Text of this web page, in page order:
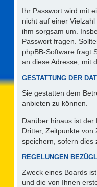
Ihr Passwort wird mit
nicht auf einer
ihm sorgsam um.
Passwort fragen.
phpBB-Software fragt
an diese Adresse, mit
GESTATTUNG DER
Sie gestatten dem
anbieten zu können.
Darüber hinaus ist
Dritter, Zeitpunkte
speichern, sofern dies
REGELUNGEN
Zweck eines Boards
und die von Ihnen